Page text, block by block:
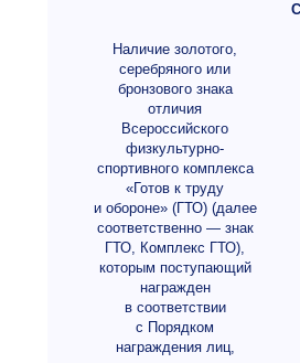
Наличие золотого,
серебряного или
бронзового знака
отличия
Всероссийского
физкультурно-
спортивного комплекса
«Готов к труду
и обороне» (ГТО) (далее
соответственно — знак
ГТО, Комплекс ГТО),
которым поступающий
награжден
в соответствии
с Порядком
награждения лиц,